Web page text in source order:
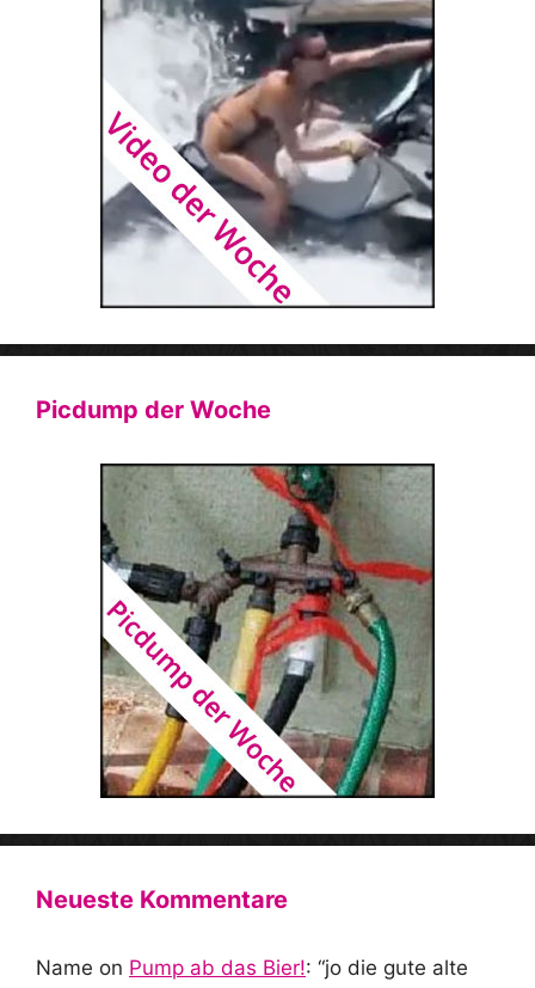
Picdump der Woche
Neueste Kommentare
Name on Pump ab das Bier!: “jo die gute alte